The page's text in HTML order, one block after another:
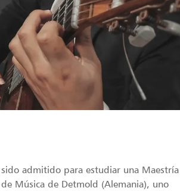
admitido para estudiar una Maestría
Música de Detmold (Alemania), uno